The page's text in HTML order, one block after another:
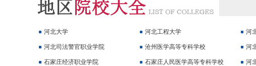
河北大学 河北工程大学 河
河北司法警官职业学院 沧州医学高等专科学校 河
石家庄经济职业学院 石家庄人民医学高等专科学校 河